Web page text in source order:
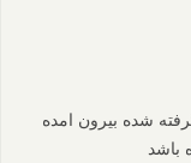
شده بیرون امده
باشد